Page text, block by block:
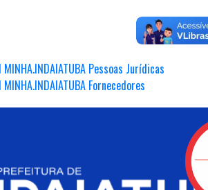
Pessoas Jurídicas
Fornecedores